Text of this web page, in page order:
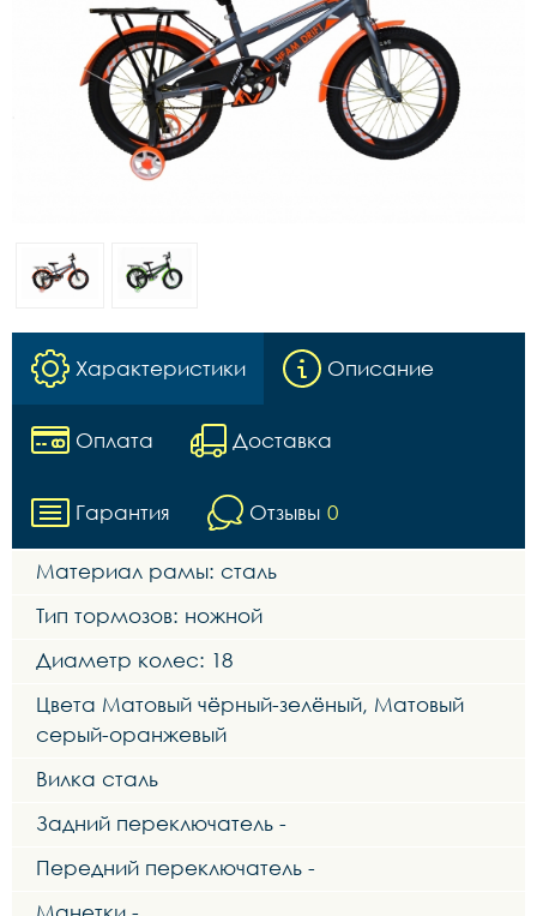
Характеристики Описание
Оплата Доставка
Гарантия Отзывы 0
Материал рамы: сталь
Тип тормозов: ножной
Диаметр колес: 18
Цвета Матовый чёрный-зелёный, Матовый
серый-оранжевый
Вилка сталь
Задний переключатель -
Передний переключатель -